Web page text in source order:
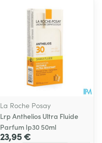
La Roche Posay
Lrp Anthelios Ultra Fluide
Parfum Ip30 50ml
23,95 €